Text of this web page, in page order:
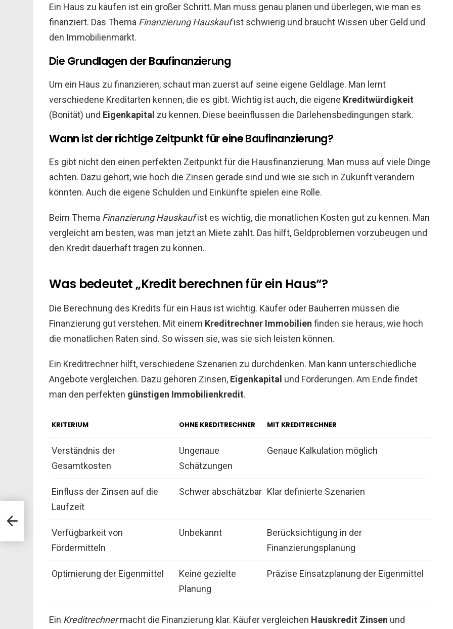
Ein Haus zu kaufen ist ein großer Schritt. Man muss genau planen und überlegen, wie man es
finanziert. Das Thema Finanzierung Hauskaufist schwierig und braucht Wissen über Geld und
den Immobilienmarkt.
Die Grundlagen der Baufinanzierung
Um ein Haus zu finanzieren, schaut man zuerst auf seine eigene Geldlage. Man lernt
verschiedene Kreditarten kennen, die es gibt. Wichtig ist auch, die eigene Kreditwürdigkeit
(Bonität) und Eigenkapital zu kennen. Diese beeinflussen die Darlehensbedingungen stark.
Wann ist der richtige Zeitpunkt für eine Baufinanzierung?
Es gibt nicht den einen perfekten Zeitpunkt für die Hausfinanzierung. Man muss auf viele Dinge
achten. Dazu gehört, wie hoch die Zinsen gerade sind und wie sie sich in Zukunft verändern
könnten. Auch die eigene Schulden und Einkünfte spielen eine Rolle.
Beim Thema Finanzierung Hauskaufist es wichtig, die monatlichen Kosten gut zu kennen. Man
vergleicht am besten, was man jetzt an Miete zahlt. Das hilft, Geldproblemen vorzubeugen und
den Kredit dauerhaft tragen zu können.
Was bedeutet „Kredit berechnen für ein Haus“?
Die Berechnung des Kredits für ein Haus ist wichtig. Käufer oder Bauherren müssen die
Finanzierung gut verstehen. Mit einem Kreditrechner Immobilien finden sie heraus, wie hoch
die monatlichen Raten sind. So wissen sie, was sie sich leisten können.
Ein Kreditrechner hilft, verschiedene Szenarien zu durchdenken. Man kann unterschiedliche
Angebote vergleichen. Dazu gehören Zinsen, Eigenkapital und Förderungen. Am Ende findet
man den perfekten günstigen Immobilienkredit.
KRITERIUM OHNE KREDITRECHNER MIT KREDITRECHNER
Verständnis der
Gesamtkosten
Ungenaue
Schätzungen
Genaue Kalkulation möglich
Einfluss der Zinsen auf die
Laufzeit
Schwer abschätzbar Klar definierte Szenarien
Verfügbarkeit von
Fördermitteln
Unbekannt
Berücksichtigung in der
Finanzierungsplanung
Optimierung der Eigenmittel
Keine gezielte
Planung
Präzise Einsatzplanung der Eigenmittel
Ein Kreditrechnermacht die Finanzierung klar. Käufer vergleichen Hauskredit Zinsen und